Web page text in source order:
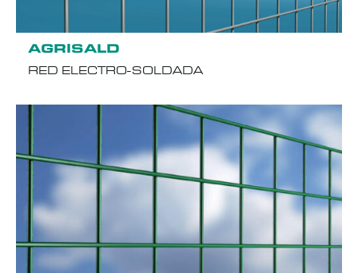
AGRISALD
RED ELECTRO-SOLDADA